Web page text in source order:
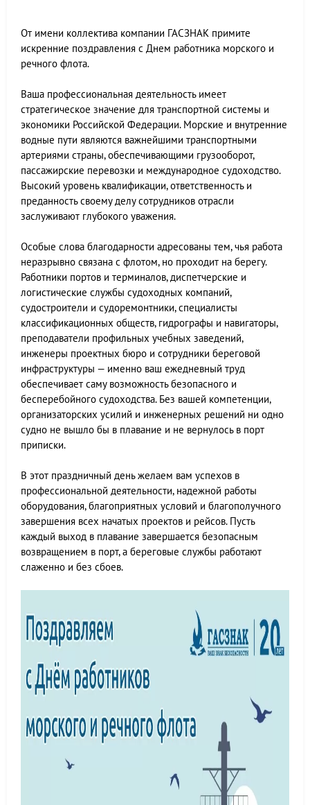
От имени коллектива компании ГАСЗНАК примите
искренние поздравления с Днем работника морского и
речного флота.
Ваша профессиональная деятельность имеет
стратегическое значение для транспортной системы и
экономики Российской Федерации. Морские и внутренние
водные пути являются важнейшими транспортными
артериями страны, обеспечивающими грузооборот,
пассажирские перевозки и международное судоходство.
Высокий уровень квалификации, ответственность и
преданность своему делу сотрудников отрасли
заслуживают глубокого уважения.
Особые слова благодарности адресованы тем, чья работа
неразрывно связана с флотом, но проходит на берегу.
Работники портов и терминалов, диспетчерские и
логистические службы судоходных компаний,
судостроители и судоремонтники, специалисты
классификационных обществ, гидрографы и навигаторы,
преподаватели профильных учебных заведений,
инженеры проектных бюро и сотрудники береговой
инфраструктуры — именно ваш ежедневный труд
обеспечивает саму возможность безопасного и
бесперебойного судоходства. Без вашей компетенции,
организаторских усилий и инженерных решений ни одно
судно не вышло бы в плавание и не вернулось в порт
приписки.
В этот праздничный день желаем вам успехов в
профессиональной деятельности, надежной работы
оборудования, благоприятных условий и благополучного
завершения всех начатых проектов и рейсов. Пусть
каждый выход в плавание завершается безопасным
возвращением в порт, а береговые службы работают
слаженно и без сбоев.